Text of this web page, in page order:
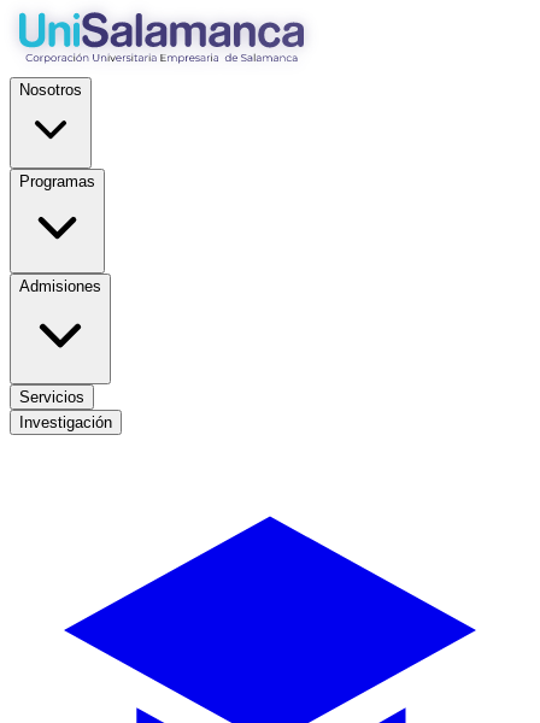
Nosotros
Programas
Admisiones
Servicios
Investigación